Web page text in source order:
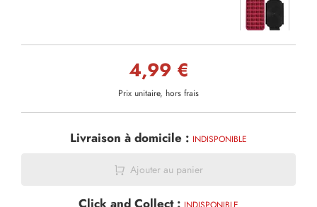
4,99 €
Prix unitaire, hors frais
Livraison à domicile : INDISPONIBLE
Ajouter au panier
Click and Collect :